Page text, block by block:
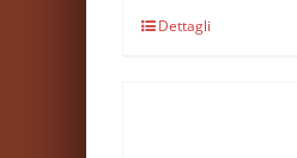
Dettagli